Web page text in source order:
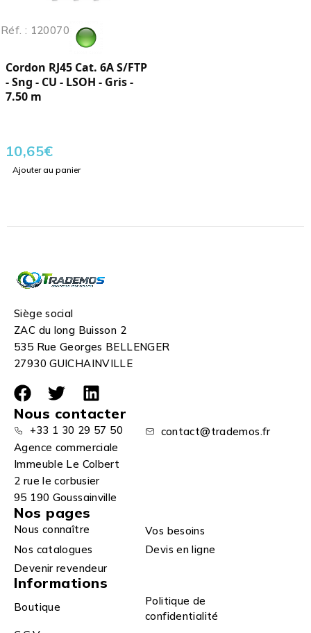
Réf. : 120070
Cordon RJ45 Cat. 6A S/FTP
- Sng - CU - LSOH - Gris -
7.50 m
10,65€
Ajouter au panier
Siège social
ZAC du long Buisson 2
535 Rue Georges BELLENGER
27930 GUICHAINVILLE
Nous contacter
+33 1 30 29 57 50
contact@trademos.fr
Agence commerciale
Immeuble Le Colbert
2 rue le corbusier
95 190 Goussainville
Nos pages
Nous connaître
Vos besoins
Nos catalogues
Devis en ligne
Devenir revendeur
Informations
Boutique
Politique de
confidentialité